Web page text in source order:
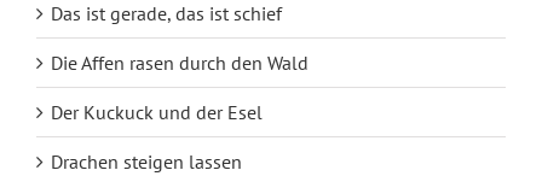
Das ist gerade, das ist schief
Die Affen rasen durch den Wald
Der Kuckuck und der Esel
Drachen steigen lassen